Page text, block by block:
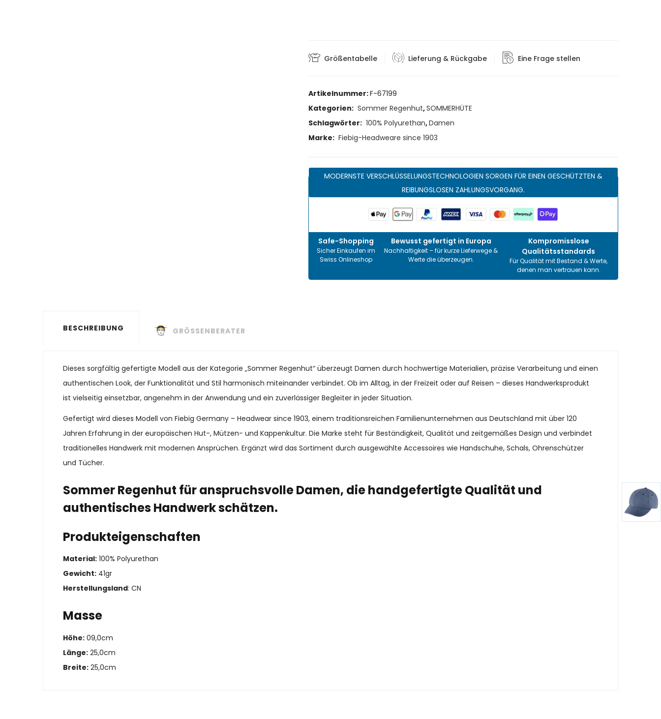
Größentabelle Lieferung & Rückgabe Eine Frage stellen
Artikelnummer:F-67199
Kategorien: Sommer Regenhut,SOMMERHÜTE
Schlagwörter: 100% Polyurethan,Damen
Marke: Fiebig-Headweare since 1903
MODERNSTE VERSCHLÜSSELUNGSTECHNOLOGIEN SORGEN FÜR EINEN GESCHÜTZTEN &
REIBUNGSLOSEN ZAHLUNGSVORGANG.
Safe-Shopping
Sicher Einkaufen im
Swiss Onlineshop
Bewusst gefertigt in Europa
Nachhaltigkeit – für kurze Lieferwege &
Werte die überzeugen.
Kompromisslose
Qualitätsstandards
Für Qualität mit Bestand & Werte,
denen man vertrauen kann.
BESCHREIBUNG GRÖSSENBERATER
Dieses sorgfältig gefertigte Modell aus der Kategorie „Sommer Regenhut“ überzeugt Damen durch hochwertige Materialien, präzise Verarbeitung und einen
authentischen Look, der Funktionalität und Stil harmonisch miteinander verbindet. Ob im Alltag, in der Freizeit oder auf Reisen – dieses Handwerksprodukt
ist vielseitig einsetzbar, angenehm in der Anwendung und ein zuverlässiger Begleiter in jeder Situation.
Gefertigt wird dieses Modell von Fiebig Germany – Headwear since 1903, einem traditionsreichen Familienunternehmen aus Deutschland mit über 120
Jahren Erfahrung in der europäischen Hut-, Mützen- und Kappenkultur. Die Marke steht für Beständigkeit, Qualität und zeitgemäßes Design und verbindet
traditionelles Handwerk mit modernen Ansprüchen. Ergänzt wird das Sortiment durch ausgewählte Accessoires wie Handschuhe, Schals, Ohrenschützer
und Tücher.
Sommer Regenhut für anspruchsvolle Damen, die handgefertigte Qualität und
authentisches Handwerk schätzen.
Produkteigenschaften
Material: 100% Polyurethan
Gewicht: 41gr
Herstellungsland: CN
Masse
Höhe: 09,0cm
Länge: 25,0cm
Breite: 25,0cm